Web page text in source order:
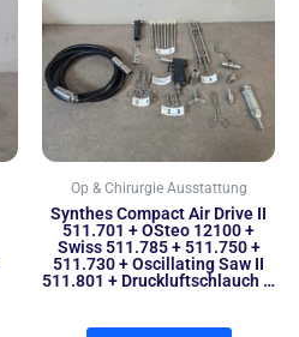
Op & Chirurgie Ausstattung
Synthes Compact Air Drive II
511.701 + OSteo 12100 +
Swiss 511.785 + 511.750 +
511.730 + Oscillating Saw II
511.801 + Druckluftschlauch …